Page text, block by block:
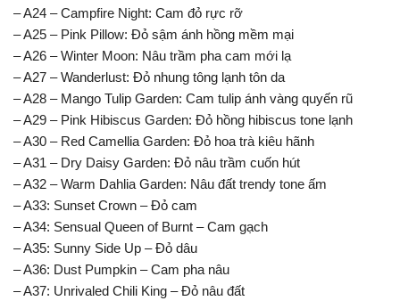
– A24 – Campfire Night: Cam đỏ rực rỡ
– A25 – Pink Pillow: Đỏ sậm ánh hồng mềm mại
– A26 – Winter Moon: Nâu trầm pha cam mới lạ
– A27 – Wanderlust: Đỏ nhung tông lạnh tôn da
– A28 – Mango Tulip Garden: Cam tulip ánh vàng quyến rũ
– A29 – Pink Hibiscus Garden: Đỏ hồng hibiscus tone lạnh
– A30 – Red Camellia Garden: Đỏ hoa trà kiêu hãnh
– A31 – Dry Daisy Garden: Đỏ nâu trầm cuốn hút
– A32 – Warm Dahlia Garden: Nâu đất trendy tone ấm
– A33: Sunset Crown – Đỏ cam
– A34: Sensual Queen of Burnt – Cam gạch
– A35: Sunny Side Up – Đỏ dâu
– A36: Dust Pumpkin – Cam pha nâu
– A37: Unrivaled Chili King – Đỏ nâu đất